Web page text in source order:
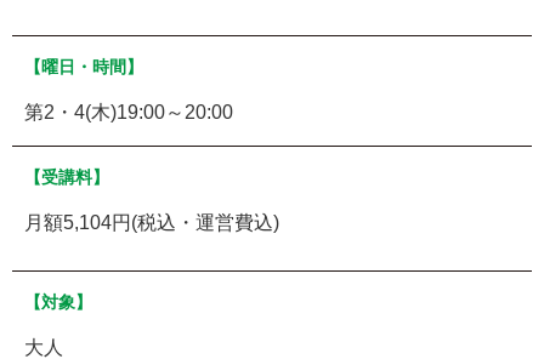
【曜日・時間】
第2・4(木)19:00～20:00
【受講料】
月額5,104円(税込・運営費込)
【対象】
大人